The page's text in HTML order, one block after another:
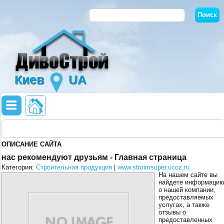
Киев UA
ОПИСАНИЕ САЙТА
нас рекомендуют друзьям - Главная страница
Категория: Строительная продукция
www.stroimsuper.ucoz.ru
На нашем сайте вы
найдете информацию
о нашей компании,
предоставляемых
услугах, а также
отзывы о
предоставленных